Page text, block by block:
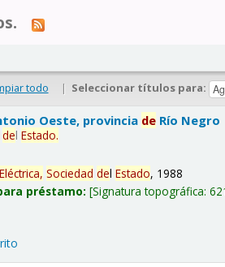
todo | Seleccionar títulos para:
Oeste, provincia de Río Negro
delEstado.
Eléctrica, Sociedad delEstado, 1988
préstamo: Signatura topográfica: